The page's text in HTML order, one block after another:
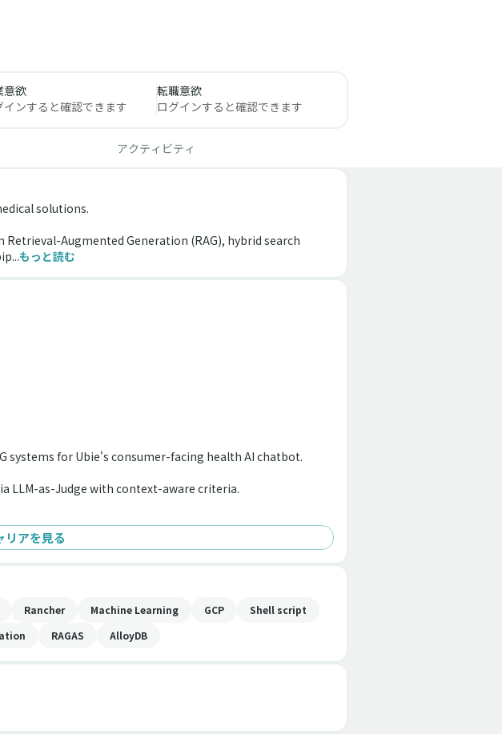
意欲
インすると確認できます
転職意欲
ログインすると確認できます
アクティビティ
solutions.
Augmented Generation (RAG), hybrid search
もっと読む
systems for Ubie's consumer-facing health AI chatbot.
LLM-as-Judge with context-aware criteria.
リアを見る
Rancher Machine Learning GCP
Shell script
RAGAS AlloyDB